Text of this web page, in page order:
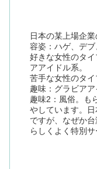
日本の某上場企業
容姿：ハゲ、デ
好きな女性のタ
アアイドル系。
苦手な女性のタイ
趣味：グラビアア
趣味2：風俗。も
やしています。
ですが、なぜか
らしくよく特別